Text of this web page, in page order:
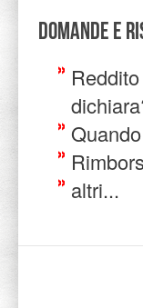
Domande e
altri...